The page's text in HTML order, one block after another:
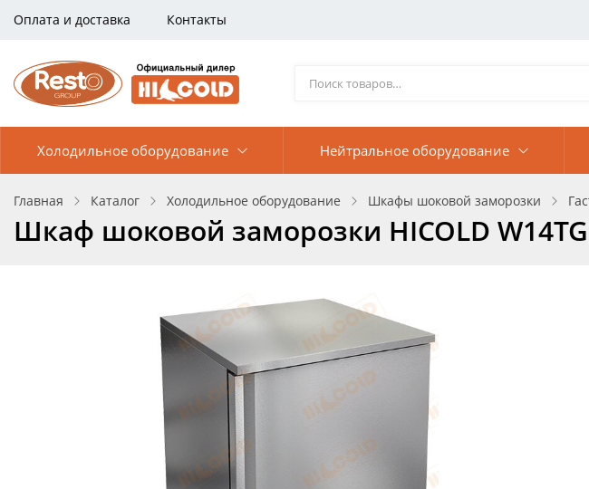
Оплата и доставка Контакты
Холодильное оборудование Нейтральное оборудование
Главная Каталог Холодильное оборудование Шкафы шоковой заморозки
Шкаф шоковой заморозки HICOLD